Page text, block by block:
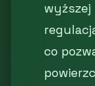
co